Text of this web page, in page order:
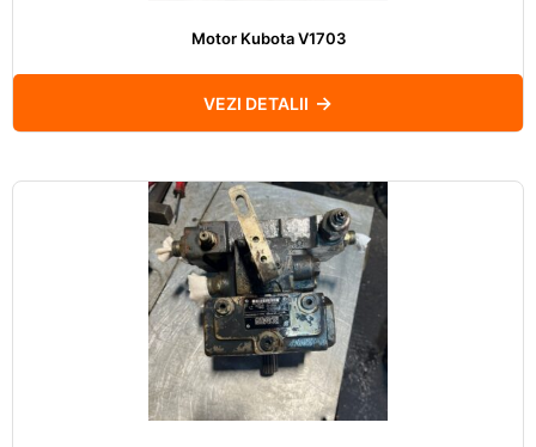
Motor Kubota V1703
VEZI DETALII